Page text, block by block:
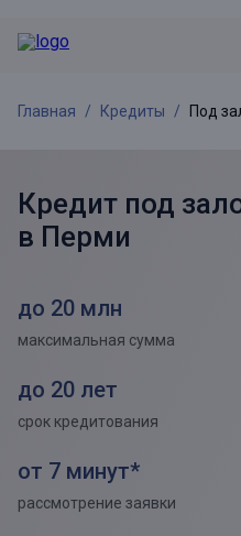
Главная Кредиты Под
Кредит под
в Перми
до 20 млн
максимальная сумма
до 20 лет
срок кредитования
от 7 минут*
рассмотрение заявки